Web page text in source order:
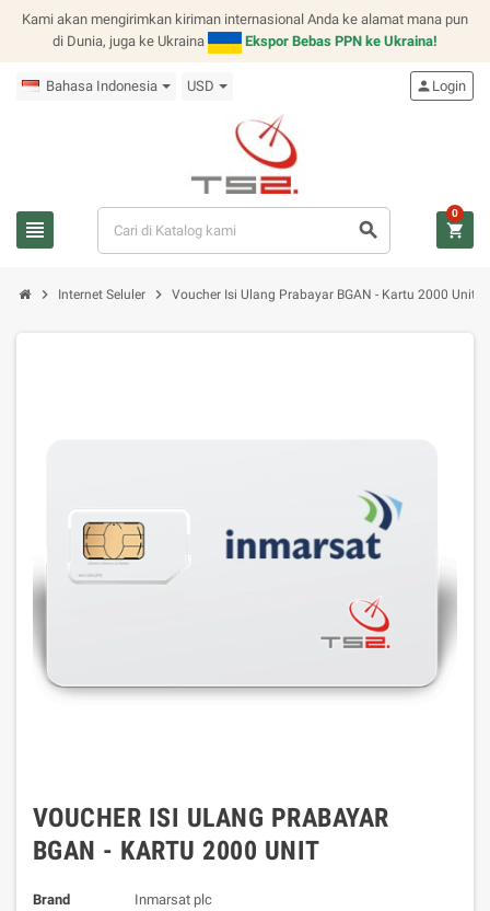
Kami akan mengirimkan kiriman internasional Anda ke alamat mana pun
di Dunia, juga ke Ukraina
Ekspor Bebas PPN ke Ukraina!
Bahasa Indonesia USD
view_headline search
person Login
shopping_cart
0
chevron_right Internet Seluler chevron_right Voucher Isi Ulang Prabayar BGAN - Kartu 2000 Unit
VOUCHER ISI ULANG PRABAYAR
BGAN - KARTU 2000 UNIT
Brand
Inmarsat plc